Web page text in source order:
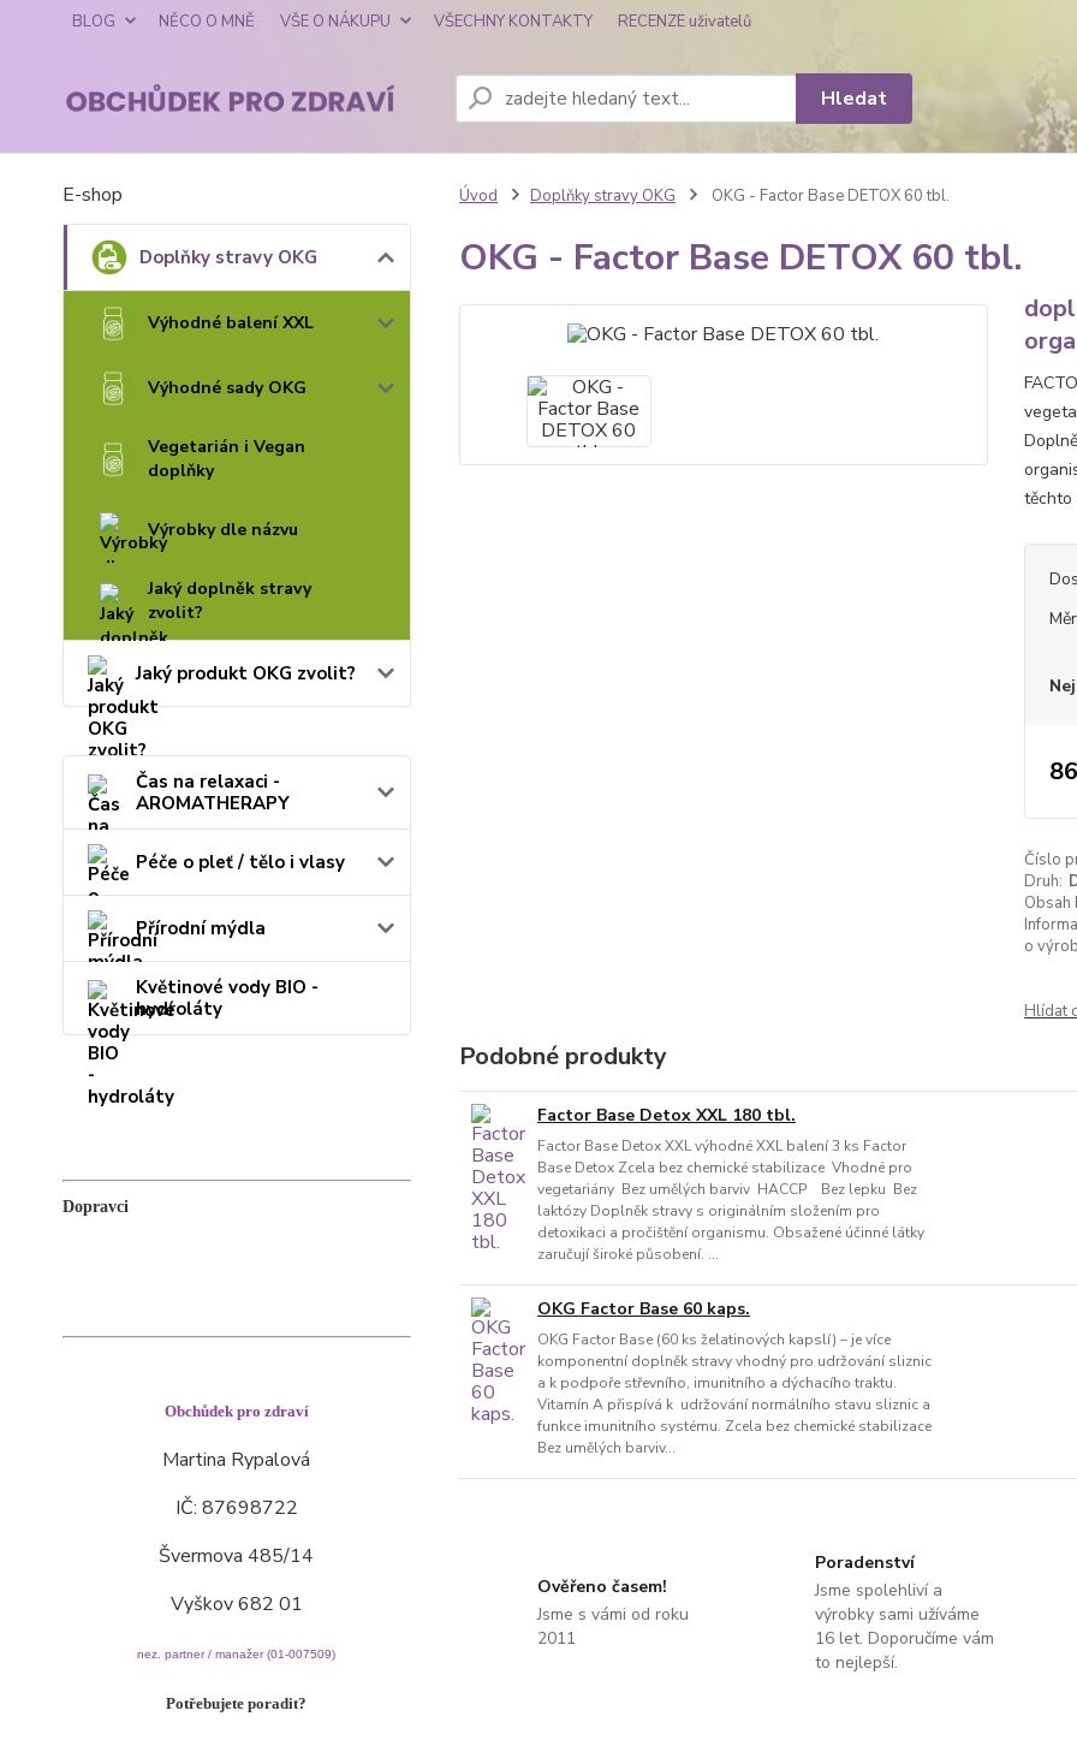
BLOG NĚCO O MNĚ VŠE O NÁKUPU VŠECHNY KONTAKTY RECENZE uživatelů
Hledat
E-shop
Doplňky stravy OKG
Výhodné balení XXL
Výhodné sady OKG
Vegetarián i Vegan
doplňky
Výrobky dle názvu
Jaký doplněk stravy
zvolit?
Jaký produkt OKG zvolit?
Čas na relaxaci -
AROMATHERAPY
Péče o pleť / tělo i vlasy
Přírodní mýdla
Květinové vody BIO -
hydroláty
Dopravci
Obchůdek pro zdraví
Martina Rypalová
IČ: 87698722
Švermova 485/14
Vyškov 682 01
nez. partner / manažer (01-007509)
Potřebujete poradit?
Úvod Doplňky stravy OKG OKG - Factor Base DETOX 60 tbl.
OKG - Factor Base DETOX 60 tbl.
těchto
Číslo
Druh:
Obsah
o
Hlídat
Podobné produkty
Factor Base Detox XXL 180 tbl.
Factor Base Detox XXL výhodné XXL balení 3 ks Factor
Base Detox Zcela bez chemické stabilizace Vhodné pro
vegetariány Bez umělých barviv HACCP Bez lepku Bez
laktózy Doplněk stravy s originálním složením pro
detoxikaci a pročištění organismu. Obsažené účinné látky
zaručují široké působení. ...
OKG Factor Base 60 kaps.
OKG Factor Base (60 ks želatinových kapslí) – je více
komponentní doplněk stravy vhodný pro udržování sliznic
a k podpoře střevního, imunitního a dýchacího traktu.
Vitamín A přispívá k udržování normálního stavu sliznic a
funkce imunitního systému. Zcela bez chemické stabilizace
Bez umělých barviv...
Ověřeno časem!
Jsme s vámi od roku
2011
Poradenství
Jsme spolehliví a
výrobky sami užíváme
16 let. Doporučíme vám
to nejlepší.